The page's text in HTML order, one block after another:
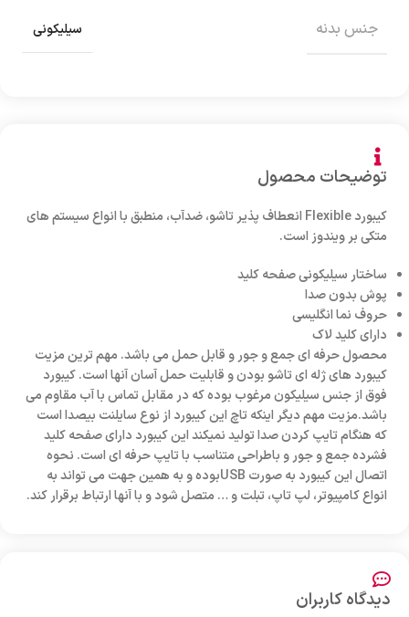
توضیحات محصول
کیبورد Flexible انعطاف پذیر تاشو، ضدآب، منطبق با انواع سیستم های
متکی بر ویندوز است.
ساختار سیلیکونی صفحه کلید
پوش بدون صدا
حروف نما انگلیسی
دارای کلید لاک
محصول حرفه ای جمع و جور و قابل حمل می باشد. مهم ترین مزیت
کیبورد های ژله ای تاشو بودن و قابلیت حمل آسان آنها است. کیبورد
فوق از جنس سیلیکون مرغوب بوده که در مقابل تماس با آب مقاوم می
باشد.مزیت مهم دیگر اینکه تاچ این کیبورد از نوع سایلنت بیصدا است
که هنگام تایپ کردن صدا تولید نمیکند این کیبورد دارای صفحه کلید
فشرده جمع و جور و باطراحی متناسب با تایپ حرفه ای است. نحوه
اتصال این کیبورد به صورت USBبوده و به همین جهت می تواند به
انواع کامپیوتر، لپ تاپ، تبلت و … متصل شود و با آنها ارتباط برقرار کند.
جنس بدنه سیلیکونی
دیدگاه کاربران